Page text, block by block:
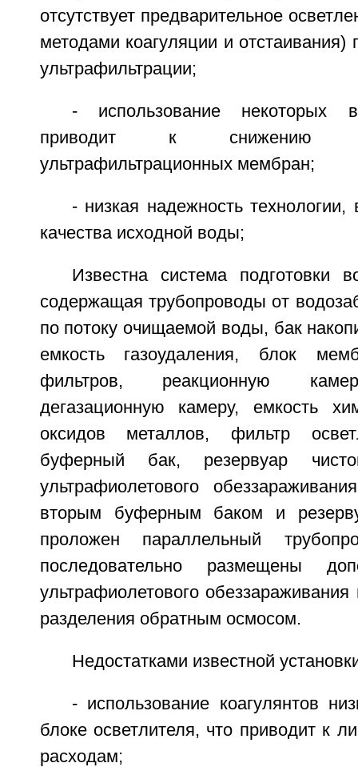
отсутствует предварительное
методами коагуляции и
ультрафильтрации;
- использование некоторых
приводит к снижению
ультрафильтрационных мембран;
- низкая надежность
качества исходной воды;
Известна система подготовки
содержащая трубопроводы от
по потоку очищаемой воды, бак
емкость газоудаления, блок
фильтров, реакционную
дегазационную камеру, емкость
оксидов металлов, фильтр
буферный бак, резервуар
ультрафиолетового
вторым буферным баком и
проложен параллельный
последовательно размещены
ультрафиолетового
разделения обратным осмосом.
Недостатками известной
- использование коагулянтов
блоке осветлителя, что приводит к
расходам;